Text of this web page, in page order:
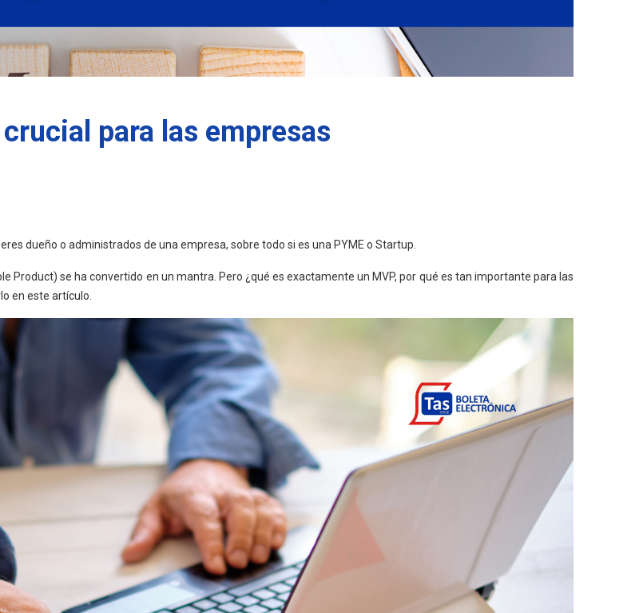
para las empresas
dueño o administrados de una empresa, sobre todo si es una PYME o Startup.
Product) se ha convertido en un mantra. Pero ¿qué es exactamente un MVP, por qué es tan importante para las
en este artículo.